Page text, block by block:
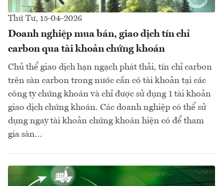
Thứ Tư, 15-04-2026
Doanh nghiệp mua bán, giao dịch tín chỉ
carbon qua tài khoản chứng khoán
Chủ thể giao dịch hạn ngạch phát thải, tín chỉ carbon
trên sàn carbon trong nước cần có tài khoản tại các
công ty chứng khoán và chỉ được sử dụng 1 tài khoản
giao dịch chứng khoán. Các doanh nghiệp có thể sử
dụng ngay tài khoản chứng khoán hiện có để tham
gia sàn...